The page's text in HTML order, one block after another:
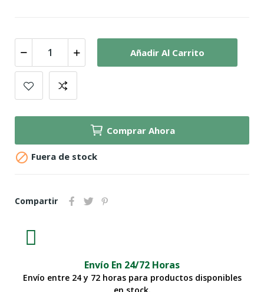
Añadir Al Carrito
Comprar Ahora
 Fuera de stock
Compartir
Envío En 24/72 Horas
Envío entre 24 y 72 horas para productos disponibles